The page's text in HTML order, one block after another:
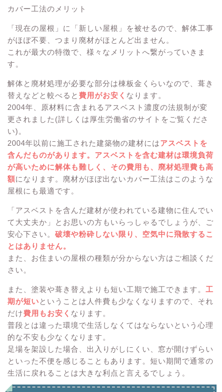
カバー工法のメリット
「現在の屋根」に「新しい屋根」を被せるので、解体工事
がほぼ不要、つまり廃材がほとんど出ません。
これが最大の特徴で、様々なメリットへ繋がっていきま
す。
解体と廃材処理が必要な部分は棟板金くらいなので、葺き
替えなどと較べると 費用がお安く なります。
2004年、原材料に含まれるアスベスト濃度の法規制が変
更されました(詳しくは厚生労働省のサイトをご覧くださ
い)。
2004年以前に施工された建築物の建材にはアスベストを
含んだものがあります。アスベストを含む建材は環境負荷
が高いために解体も難しく、その費用も、廃材処理費も高
額になります。廃材がほぼ出ないカバー工法はこのような
屋根にも最適です。
「アスベストを含んだ建材が使われている建物に住んでい
て大丈夫か」とお思いの方もいらっしゃるでしょうが、ご
安心下さい。 破壊や粉砕しない限り、空気中に飛散するこ
とはありません。
また、お住まいの屋根の種類が分からない方はご相談くだ
さい。
また、塗装や葺き替えよりも短い工期で施工できます。 工
期が短いということは人件費も少なくなりますので、それ
だけ費用もお安く なります。
普段とは違った環境で生活しなくてはならないという心理
的な不安も少なくなります。
足場を架設した場合、出入りがしにくい、窓が開けずらい
といった不便を感じることもあります。短い期間で通常の
生活に戻れることは大きな利点と言えるでしょう。